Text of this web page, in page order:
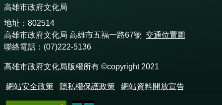
高雄市政府文化局
地址：802514
高雄市政府文化局 高雄市五福一路67號 交通位置圖
聯絡電話：(07)222-5136
高雄市政府文化局版權所有 ©copyright 2021
網站安全政策 隱私權保護政策 網站資料開放宣告